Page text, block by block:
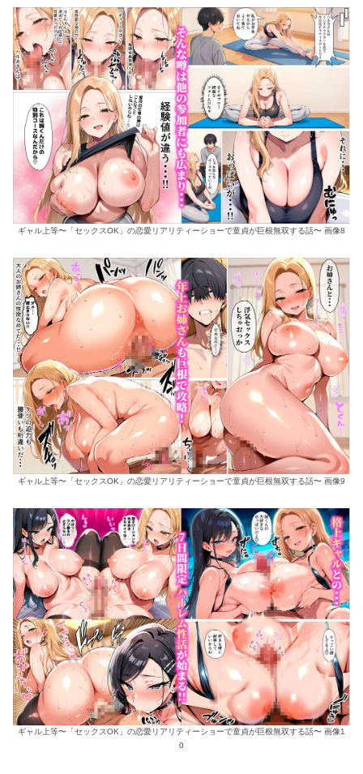
ギャル上等〜「セックスOK」の恋愛リアリティーショーで童貞が巨根無双する話〜 画像8
ギャル上等〜「セックスOK」の恋愛リアリティーショーで童貞が巨根無双する話〜 画像9
ギャル上等〜「セックスOK」の恋愛リアリティーショーで童貞が巨根無双する話〜 画像1
0